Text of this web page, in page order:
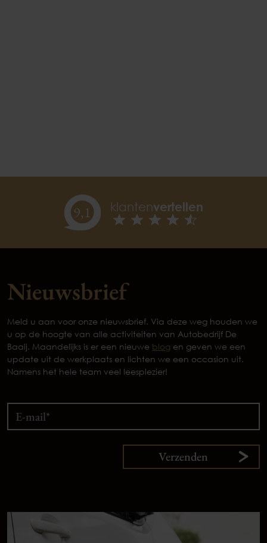
9,1 klantenvertellen
Nieuwsbrief
Meld u aan voor onze nieuwsbrief. Via deze weg houden we
u op de hoogte van alle activiteiten van Autobedrijf De
Baaij. Maandelijks is er een nieuwe blog en geven we een
update uit de werkplaats en lichten we een occasion uit.
Namens het hele team veel leesplezier!
Verzenden